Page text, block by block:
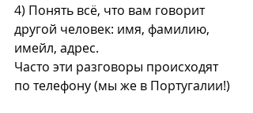
4) Понять всё, что вам говорит
другой человек: имя, фамилию,
имейл, адрес.
Часто эти разговоры происходят
по телефону (мы же в Португалии!)